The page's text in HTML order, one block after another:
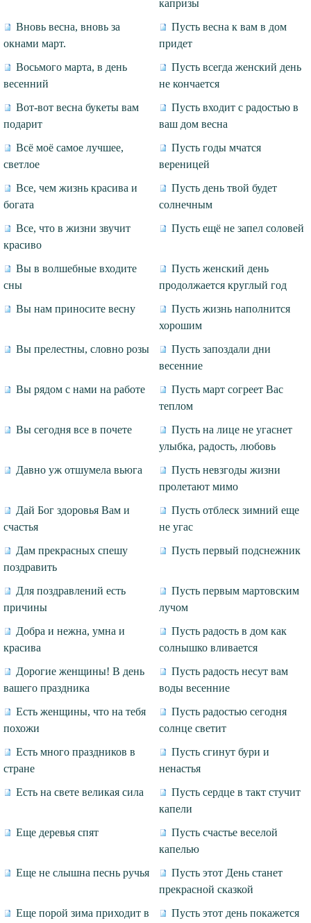
капризы
Вновь весна, вновь за
окнами март.
Пусть весна к вам в дом
придет
Восьмого марта, в день
весенний
Пусть всегда женский день
не кончается
Вот-вот весна букеты вам
подарит
Пусть входит с радостью в
ваш дом весна
Всё моё самое лучшее,
светлое
Пусть годы мчатся
вереницей
Все, чем жизнь красива и
богата
Пусть день твой будет
солнечным
Все, что в жизни звучит
красиво
Пусть ещё не запел соловей
Вы в волшебные входите
сны
Пусть женский день
продолжается круглый год
Вы нам приносите весну
Пусть жизнь наполнится
хорошим
Вы прелестны, словно розы
Пусть запоздали дни
весенние
Вы рядом с нами на работе
Пусть март согреет Вас
теплом
Вы сегодня все в почете
Пусть на лице не угаснет
улыбка, радость, любовь
Давно уж отшумела вьюга
Пусть невзгоды жизни
пролетают мимо
Дай Бог здоровья Вам и
счастья
Пусть отблеск зимний еще
не угас
Дам прекрасных спешу
поздравить
Пусть первый подснежник
Для поздравлений есть
причины
Пусть первым мартовским
лучом
Добра и нежна, умна и
красива
Пусть радость в дом как
солнышко вливается
Дорогие женщины! В день
вашего праздника
Пусть радость несут вам
воды весенние
Есть женщины, что на тебя
похожи
Пусть радостью сегодня
солнце светит
Есть много праздников в
стране
Пусть сгинут бури и
ненастья
Есть на свете великая сила
Пусть сердце в такт стучит
капели
Еще деревья спят
Пусть счастье веселой
капелью
Еще не слышна песнь ручья
Пусть этот День станет
прекрасной сказкой
Еще порой зима приходит в
Пусть этот день покажется